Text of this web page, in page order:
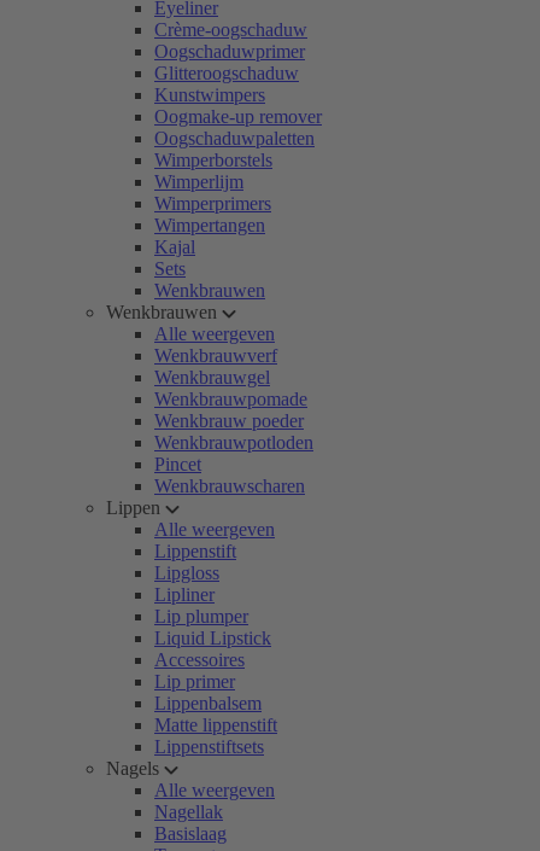
Eyeliner
Crème-oogschaduw
Oogschaduwprimer
Glitteroogschaduw
Kunstwimpers
Oogmake-up remover
Oogschaduwpaletten
Wimperborstels
Wimperlijm
Wimperprimers
Wimpertangen
Kajal
Sets
Wenkbrauwen
Wenkbrauwen
Alle weergeven
Wenkbrauwverf
Wenkbrauwgel
Wenkbrauwpomade
Wenkbrauw poeder
Wenkbrauwpotloden
Pincet
Wenkbrauwscharen
Lippen
Alle weergeven
Lippenstift
Lipgloss
Lipliner
Lip plumper
Liquid Lipstick
Accessoires
Lip primer
Lippenbalsem
Matte lippenstift
Lippenstiftsets
Nagels
Alle weergeven
Nagellak
Basislaag